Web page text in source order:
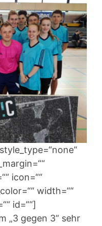
icon=““
width=““
id=““]
„3 gegen 3“ sehr